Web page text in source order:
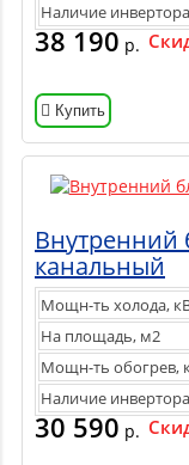
Наличие инвертора
38 190 р.
Купить
Внутренний
канальный
Мощн-ть холода,
На площадь, м2
Мощн-ть обогрев,
Наличие инвертора
30 590 р.